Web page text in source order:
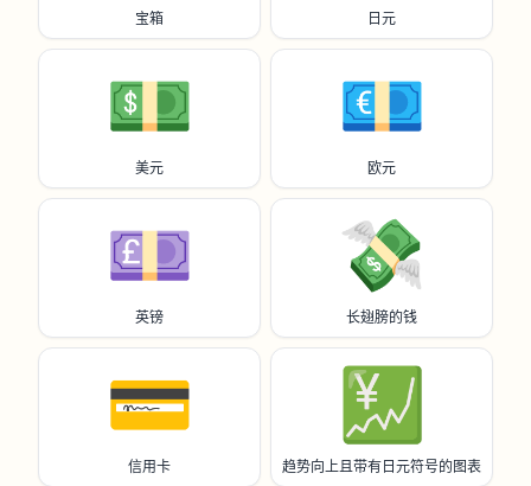
宝箱 日元
💵
美元
💶
欧元
💷
英镑
💸
长翅膀的钱
💳️
信用卡
💹
趋势向上且带有日元符号的图表